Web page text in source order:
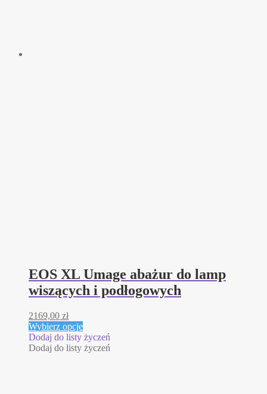
EOS XL Umage abażur do lamp
wiszących i podłogowych
2169,00 zł
Wybierz opcjeTen
produkt
ma
Dodaj do listy życzeń
Dodaj do listy życzeń